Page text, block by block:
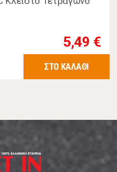
5,49 €
ΣΤΟ ΚΑΛΑΘΙ